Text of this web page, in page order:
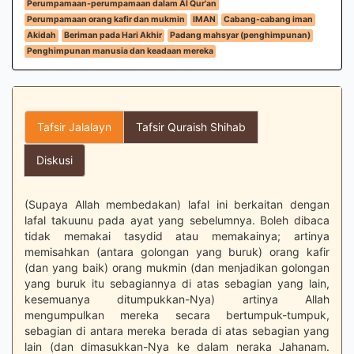
Perumpamaan-perumpamaan dalam Al Qur'an
Perumpamaan orang kafir dan mukmin
IMAN
Cabang-cabang iman
Akidah
Beriman pada Hari Akhir
Padang mahsyar (penghimpunan)
Penghimpunan manusia dan keadaan mereka
Tafsir Jalalayn Tafsir Quraish Shihab
Diskusi
(Supaya Allah membedakan) lafal ini berkaitan dengan
lafal takuunu pada ayat yang sebelumnya. Boleh dibaca
tidak memakai tasydid atau memakainya; artinya
memisahkan (antara golongan yang buruk) orang kafir
(dan yang baik) orang mukmin (dan menjadikan golongan
yang buruk itu sebagiannya di atas sebagian yang lain,
kesemuanya ditumpukkan-Nya) artinya Allah
mengumpulkan mereka secara bertumpuk-tumpuk,
sebagian di antara mereka berada di atas sebagian yang
lain (dan dimasukkan-Nya ke dalam neraka Jahanam.